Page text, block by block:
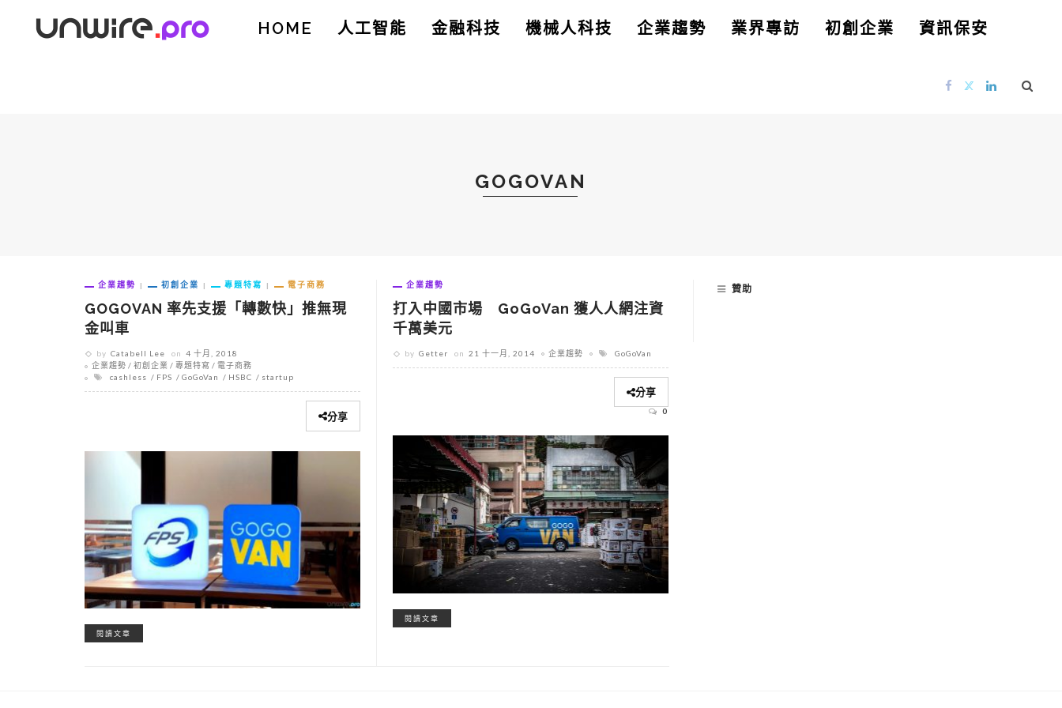
HOME 人工智能 金融科技 機械人科技 企業趨勢 業界專訪 初創企業 資訊保安
GOGOVAN
企業趨勢 初創企業 專題特寫 電子商務
GOGOVAN 率先支援「轉數快」推無現
金叫車
by Catabell Lee on 4 十月, 2018
企業趨勢
初創企業 專題特寫
電子商務
cashless
FPS GoGoVan HSBC startup
分享
閱讀文章
企業趨勢
打入中國市場 GoGoVan 獲人人網注資
千萬美元
by Getter on 21 十一月, 2014 企業趨勢 GoGoVan
分享
0
閱讀文章
贊助